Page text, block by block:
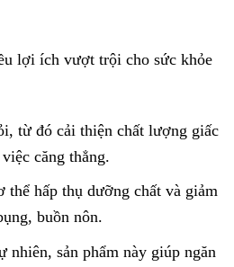
lợi ích vượt trội cho sức khỏe
từ đó cải thiện chất lượng giấc
căng thẳng.
hấp thụ dưỡng chất và giảm
buồn nôn.
sản phẩm này giúp ngăn